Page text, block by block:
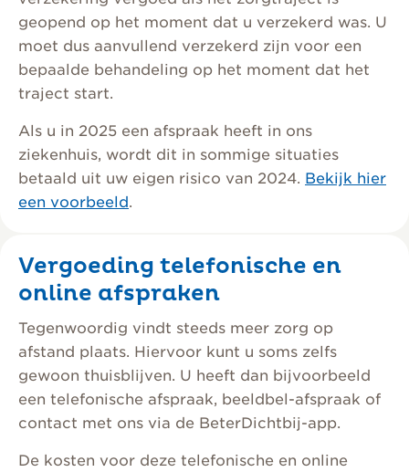
geopend op het moment dat u verzekerd was. U
moet dus aanvullend verzekerd zijn voor een
bepaalde behandeling op het moment dat het
traject start.
Als u in 2025 een afspraak heeft in ons
ziekenhuis, wordt dit in sommige situaties
betaald uit uw eigen risico van 2024. Bekijk hier
een voorbeeld.
Vergoeding telefonische en
online afspraken
Tegenwoordig vindt steeds meer zorg op
afstand plaats. Hiervoor kunt u soms zelfs
gewoon thuisblijven. U heeft dan bijvoorbeeld
een telefonische afspraak, beeldbel-afspraak of
contact met ons via de BeterDichtbij-app.
De kosten voor deze telefonische en online